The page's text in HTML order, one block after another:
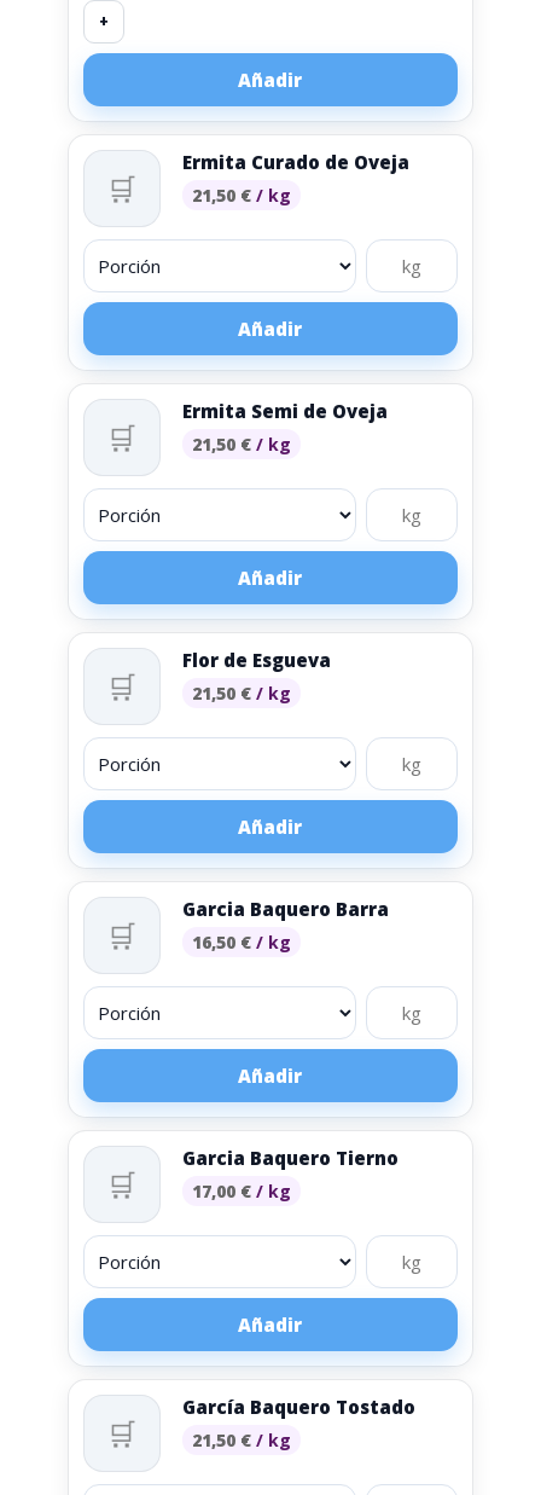
+
Añadir
🛒
Ermita Curado de Oveja
21,50 € / kg
Añadir
🛒
Ermita Semi de Oveja
21,50 € / kg
Añadir
🛒
Flor de Esgueva
21,50 € / kg
Añadir
🛒
Garcia Baquero Barra
16,50 € / kg
Añadir
🛒
Garcia Baquero Tierno
17,00 € / kg
Añadir
🛒
García Baquero Tostado
21,50 € / kg